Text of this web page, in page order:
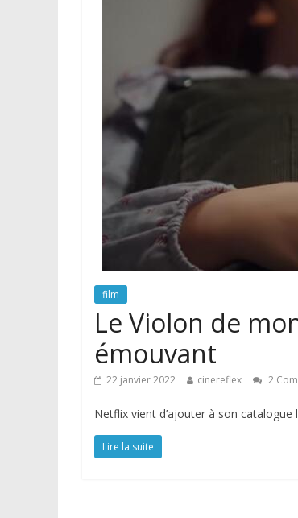
film
Le Violon de
émouvant
22 janvier 2022 cinereflex 2
Netflix vient d’ajouter à son
Lire la suite